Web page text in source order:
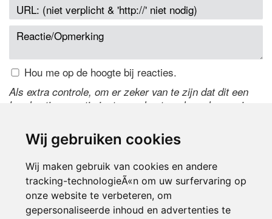
Wij gebruiken cookies
Wij maken gebruik van cookies en andere
tracking-technologieÃ«n om uw surfervaring op
onze website te verbeteren, om
gepersonaliseerde inhoud en advertenties te
Hou me op de hoogte bij reacties.
Als extra controle, om er zeker van te zijn dat dit een
handmatige reactie is, typ onderstaande code over in
de code te wijzigen.